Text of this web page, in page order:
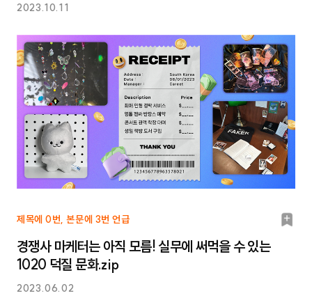
2023.10.11
제목에 0번, 본문에 3번 언급
북
경쟁사 마케터는 아직 모름! 실무에 써먹을 수 있는
1020 덕질 문화.zip
2023.06.02